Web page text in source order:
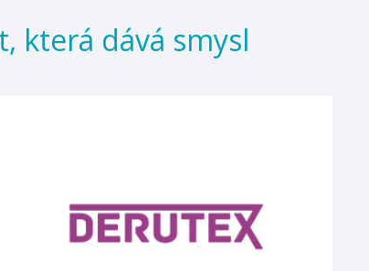
která dává smysl